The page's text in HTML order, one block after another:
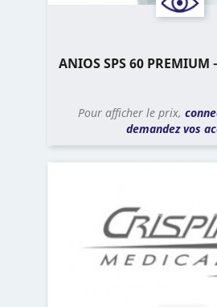
ANIOS SPS 60
Pour afficher le prix,
demandez vos